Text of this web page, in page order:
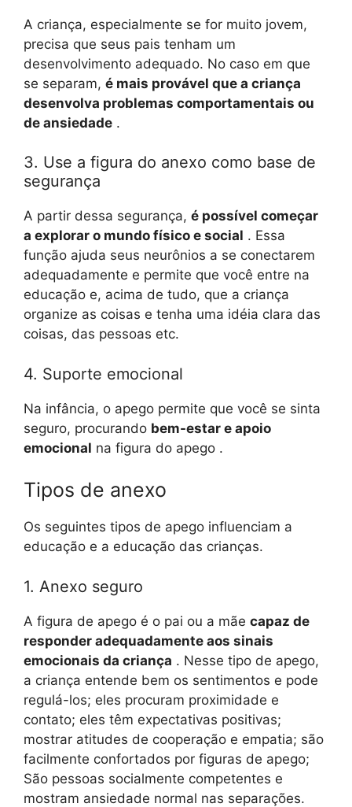
A criança, especialmente se for muito jovem,
precisa que seus pais tenham um
desenvolvimento adequado. No caso em que
se separam, é mais provável que a criança
desenvolva problemas comportamentais ou
de ansiedade .
3. Use a figura do anexo como base de
segurança
A partir dessa segurança, é possível começar
a explorar o mundo físico e social . Essa
função ajuda seus neurônios a se conectarem
adequadamente e permite que você entre na
educação e, acima de tudo, que a criança
organize as coisas e tenha uma idéia clara das
coisas, das pessoas etc.
4. Suporte emocional
Na infância, o apego permite que você se sinta
seguro, procurando bem-estar e apoio
emocional na figura do apego .
Tipos de anexo
Os seguintes tipos de apego influenciam a
educação e a educação das crianças.
1. Anexo seguro
A figura de apego é o pai ou a mãe capaz de
responder adequadamente aos sinais
emocionais da criança . Nesse tipo de apego,
a criança entende bem os sentimentos e pode
regulá-los; eles procuram proximidade e
contato; eles têm expectativas positivas;
mostrar atitudes de cooperação e empatia; são
facilmente confortados por figuras de apego;
São pessoas socialmente competentes e
mostram ansiedade normal nas separações.